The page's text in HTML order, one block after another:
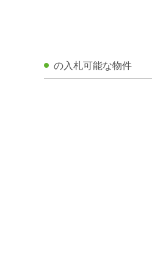
の入札可能な物件